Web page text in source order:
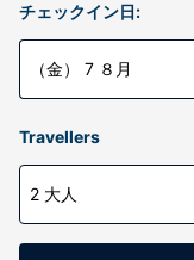
チェックイン日:
（金） 7 ８月
Travellers
2 大人